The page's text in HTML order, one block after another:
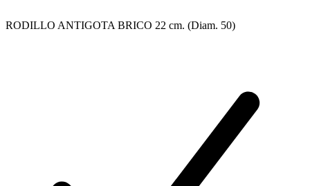
RODILLO ANTIGOTA BRICO 22 cm. (Diam. 50)